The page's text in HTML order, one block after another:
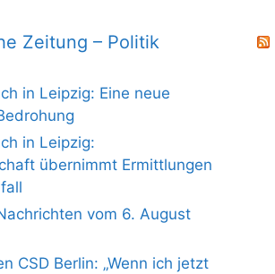
Zeitung – Politik
in Leipzig: Eine neue
in Leipzig:
übernimmt Ermittlungen
vom 6. August
CSD Berlin: „Wenn ich jetzt